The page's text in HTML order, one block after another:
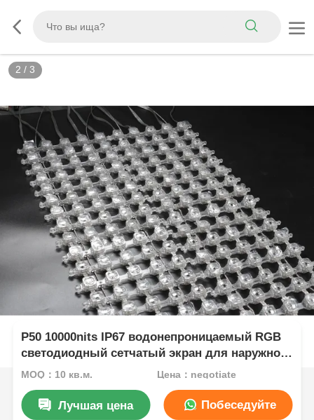
3 / 3
P50 10000nits IP67 водонепроницаемый RGB
светодиодный сетчатый экран для наружной
рекламы фасадов зданий
MOQ：10 кв.м. Цена：negotiate
Лучшая цена Побеседуйте